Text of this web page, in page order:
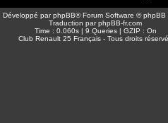
Développé parphpBB® Forum Software © phpBB
Traduction parphpBB-fr.com
Time : 0.060s | 9 Queries | GZIP : On
Club Renault 25 Français - Tous droits